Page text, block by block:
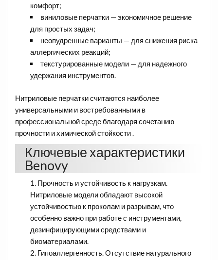
комфорт;
виниловые перчатки — экономичное решение
для простых задач;
неопудренные варианты — для снижения риска
аллергических реакций;
текстурированные модели — для надежного
удержания инструментов.
Нитриловые перчатки считаются наиболее
универсальными и востребованными в
профессиональной среде благодаря сочетанию
прочности и химической стойкости .
Ключевые характеристики
Benovy
Прочность и устойчивость к нагрузкам.
Нитриловые модели обладают высокой
устойчивостью к проколам и разрывам, что
особенно важно при работе с инструментами,
дезинфицирующими средствами и
биоматериалами.
Гипоаллергенность. Отсутствие натурального